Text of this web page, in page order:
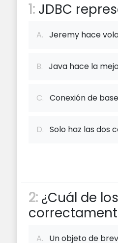
1: JDBC
A. Jeremy hace
B. Java hace la
C. Conexión de
D. Solo haz las dos
2: ¿Cuál de
A. Un objeto de